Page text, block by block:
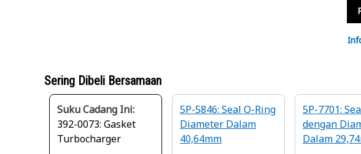
Sering Dibeli Bersamaan
Suku Cadang Ini:
392-0073: Gasket
Turbocharger
5P-5846: Seal O-Ring
Diameter Dalam
40,64mm
5P-7701:
dengan
Dalam